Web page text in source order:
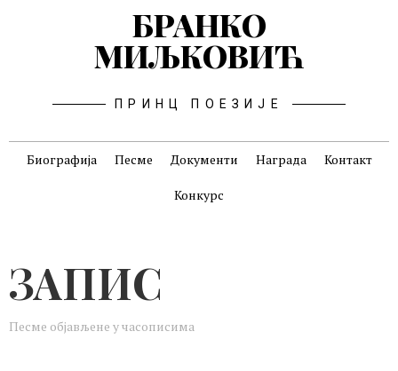
БРАНКО
МИЉКОВИЋ
ПРИНЦ ПОЕЗИЈЕ
Биографија Песме Документи Награда Контакт
Конкурс
ЗАПИС
Песме објављене у часописима